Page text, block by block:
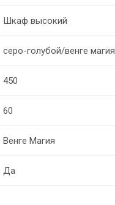
Шкаф высокий
серо-голубой/венге
450
60
Венге Магия
Да